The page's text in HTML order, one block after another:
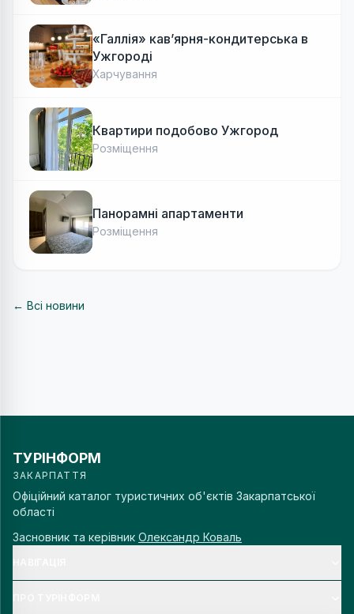
«Галлія» кав’ярня-кондитерська в
Ужгороді
Харчування
Квартири подобово Ужгород
Розміщення
Панорамні апартаменти
Розміщення
← Всі новини
ТУРІНФОРМ
ЗАКАРПАТТЯ
Офіційний каталог туристичних об'єктів Закарпатської
області
Засновник та керівник Олександр Коваль